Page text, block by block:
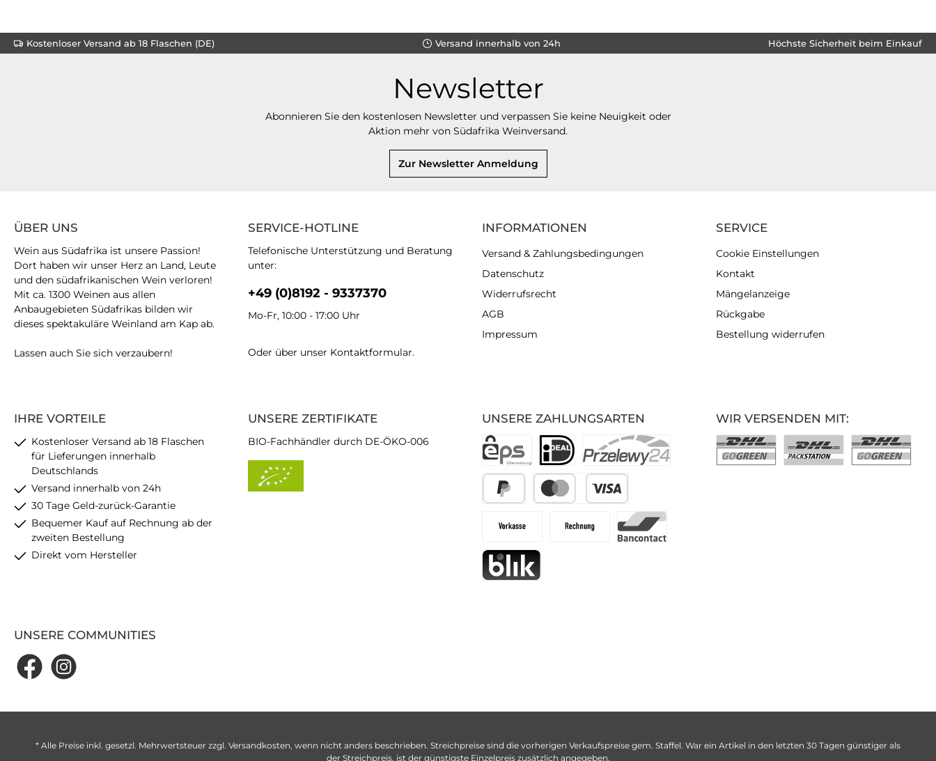
Kostenloser Versand ab 18 Flaschen (DE) Versand innerhalb von 24h Höchste Sicherheit beim Einkauf
Newsletter
Abonnieren Sie den kostenlosen Newsletter und verpassen Sie keine Neuigkeit oder
Aktion mehr von Südafrika Weinversand.
Zur Newsletter Anmeldung
SERVICE-HOTLINE
Telefonische Unterstützung und Beratung
unter:
+49 (0)8192 - 9337370
Mo-Fr, 10:00 - 17:00 Uhr
Oder über unser Kontaktformular.
IHRE VORTEILE
Kostenloser Versand ab 18 Flaschen
für Lieferungen innerhalb
Deutschlands
Versand innerhalb von 24h
30 Tage Geld-zurück-Garantie
Bequemer Kauf auf Rechnung ab der
zweiten Bestellung
Direkt vom Hersteller
UNSERE ZAHLUNGSARTEN
ÜBER UNS
Wein aus Südafrika ist unsere Passion!
Dort haben wir unser Herz an Land, Leute
und den südafrikanischen Wein verloren!
Mit ca. 1300 Weinen aus allen
Anbaugebieten Südafrikas bilden wir
dieses spektakuläre Weinland am Kap ab.
Lassen auch Sie sich verzaubern!
UNSERE ZERTIFIKATE
BIO-Fachhändler durch DE-ÖKO-006
INFORMATIONEN
Versand & Zahlungsbedingungen
Datenschutz
Widerrufsrecht
AGB
Impressum
SERVICE
Cookie Einstellungen
Kontakt
Mängelanzeige
Rückgabe
Bestellung widerrufen
UNSERE COMMUNITIES
WIR VERSENDEN MIT:
* Alle Preise inkl. gesetzl. Mehrwertsteuer zzgl. Versandkosten, wenn nicht anders beschrieben. Streichpreise sind die vorherigen Verkaufspreise gem. Staffel. War ein Artikel in den letzten 30 Tagen günstiger als
der Streichpreis, ist der günstigste Einzelpreis zusätzlich angegeben.